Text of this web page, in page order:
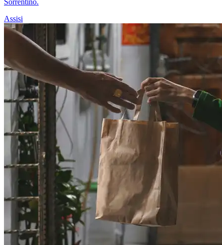
Assisi